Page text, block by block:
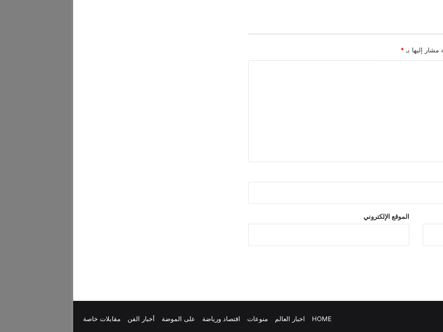
مشار إليها بـ *
الموقع الإلكتروني
HOME اخبار العالم منوعات اقتصاد ورياضة على الموضة أخبار الفن مقابلات خاصة